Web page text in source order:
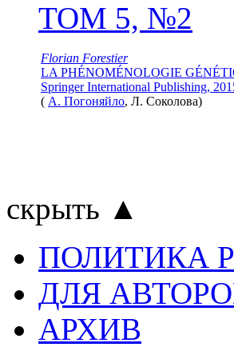
ТОМ 5, №2
Florian Forestier
LA PHÉNOMÉNOLOGIE
Springer International Publishing,
( А. Погоняйло, Л. Соколова)
скрыть ▲
ПОЛИТИКА
ДЛЯ
АРХИВ